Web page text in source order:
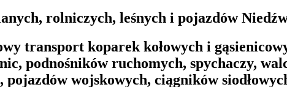
rolniczych, leśnych i pojazdów
transport koparek kołowych i
podnośników ruchomych, spychaczy,
pojazdów wojskowych, ciągników